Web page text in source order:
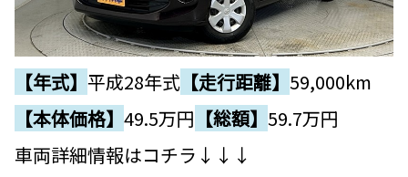
【年式】 平成28年式 【走行距離】 59,000km
【本体価格】 49.5万円 【総額】 59.7万円
車両詳細情報はコチラ↓↓↓